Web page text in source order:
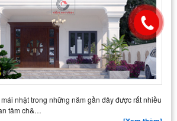
nhật trong những năm gần đây được rất nhiều
tâm ch&…